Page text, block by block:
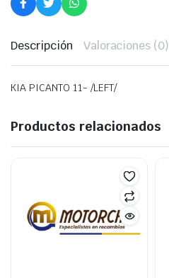
Descripción Valoraciones (0)
KIA PICANTO 11- /LEFT/
Productos relacionados